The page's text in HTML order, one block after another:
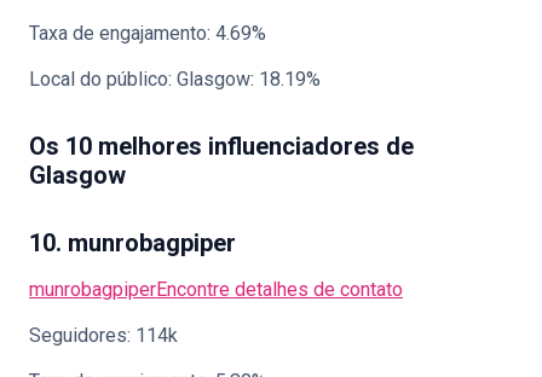
Taxa de engajamento: 4.69%
Local do público: Glasgow: 18.19%
Os 10 melhores influenciadores de
Glasgow
10. munrobagpiper
munrobagpiperEncontre detalhes de contato
Seguidores: 114k